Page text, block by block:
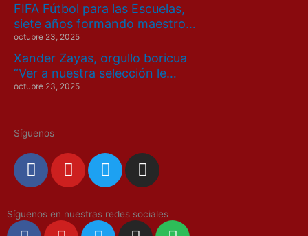
FIFA Fútbol para las Escuelas,
siete años formando maestro…
octubre 23, 2025
Xander Zayas, orgullo boricua
“Ver a nuestra selección le…
octubre 23, 2025
Síguenos
F
a
e
b
Y
o
t
u
T
w
t
t
I
n
t
a
Síguenos en nuestras redes sociales
F
Y
T
I
S